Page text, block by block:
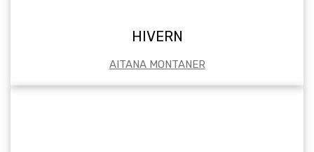
HIVERN
AITANA MONTANER